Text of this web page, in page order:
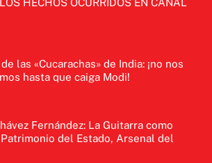
HECHOS OCURRIDOS EN CANAL
las «Cucarachas» de India: ¡no nos
hasta que caiga Modi!
Fernández: La Guitarra como
del Estado, Arsenal del